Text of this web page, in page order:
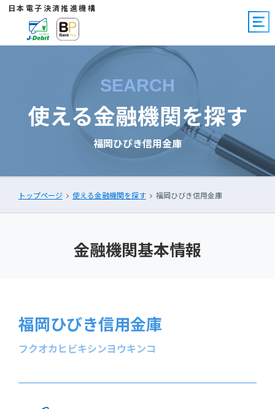
日本電子決済推進機構
SEARCH
使える金融機関を探す
福岡ひびき信用金庫
トップページ 使える金融機関を探す 福岡ひびき信用金庫
金融機関基本情報
福岡ひびき信用金庫
フクオカヒビキシンヨウキンコ